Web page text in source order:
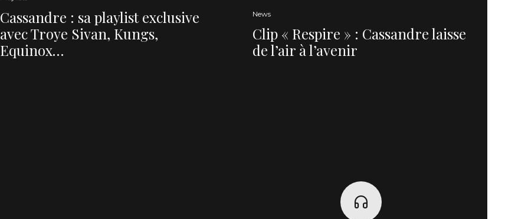
Cassandre : sa playlist exclusive
avec Troye Sivan, Kungs,
Equinox…
News
Clip « Respire » : Cassandre laisse
de l’air à l’avenir